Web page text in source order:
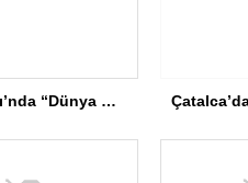
Kuşadası’nda “Dünya Hâlâ Çiçek Açıyor” sergisi sanatseverlerle buluşuyor